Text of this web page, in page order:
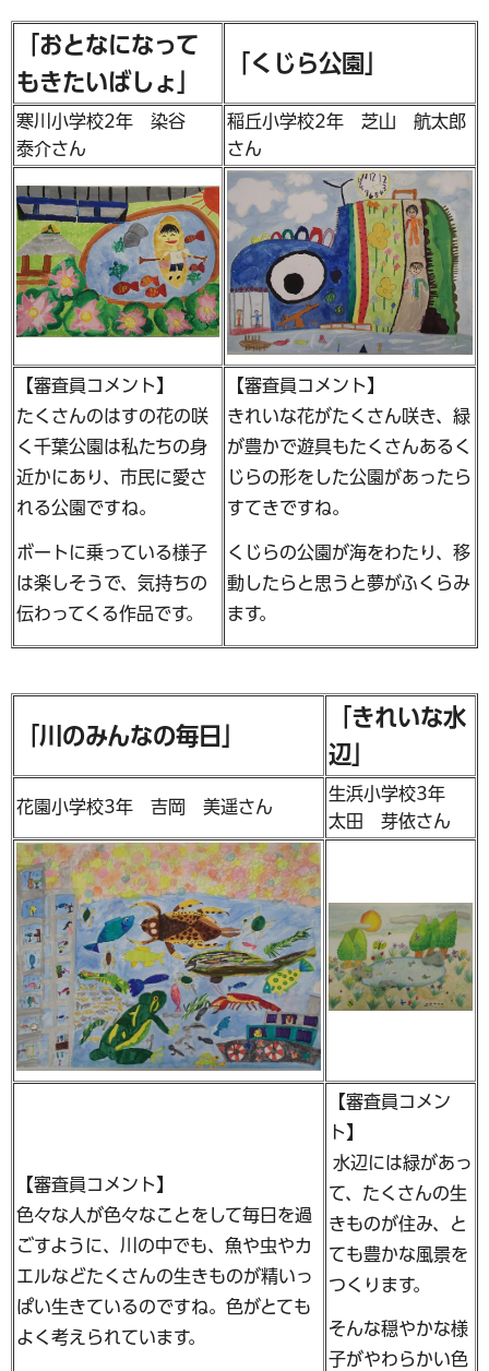
「おとなになって
もきたいばしょ」
「くじら公園」
寒川小学校2年 染谷
泰介さん
稲丘小学校2年 芝山 航太郎
さん
【審査員コメント】
たくさんのはすの花の咲
く千葉公園は私たちの身
近かにあり、市民に愛さ
れる公園ですね。
ボートに乗っている様子
は楽しそうで、気持ちの
伝わってくる作品です。
【審査員コメント】
きれいな花がたくさん咲き、緑
が豊かで遊具もたくさんあるく
じらの形をした公園があったら
すてきですね。
くじらの公園が海をわたり、移
動したらと思うと夢がふくらみ
ます。
「川のみんなの毎日」
「きれいな水
辺」
花園小学校3年 吉岡 美遥さん
生浜小学校3年
太田 芽依さん
【審査員コメント】
色々な人が色々なことをして毎日を過
ごすように、川の中でも、魚や虫やカ
エルなどたくさんの生きものが精いっ
ぱい生きているのですね。色がとても
よく考えられています。
【審査員コメン
ト】
水辺には緑があっ
て、たくさんの生
きものが住み、と
ても豊かな風景を
つくります。
そんな穏やかな様
子がやわらかい色